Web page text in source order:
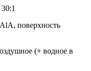
поверхность
(+ водное в